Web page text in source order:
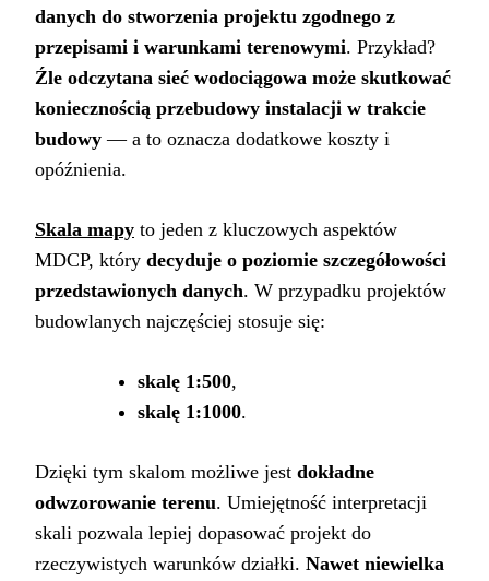
danych do stworzenia projektu zgodnego z
przepisami i warunkami terenowymi. Przykład?
Źle odczytana sieć wodociągowa może skutkować
koniecznością przebudowy instalacji w trakcie
budowy — a to oznacza dodatkowe koszty i
opóźnienia.
Skala mapy to jeden z kluczowych aspektów
MDCP, który decyduje o poziomie szczegółowości
przedstawionych danych. W przypadku projektów
budowlanych najczęściej stosuje się:
skalę 1:500,
skalę 1:1000.
Dzięki tym skalom możliwe jest dokładne
odwzorowanie terenu. Umiejętność interpretacji
skali pozwala lepiej dopasować projekt do
rzeczywistych warunków działki. Nawet niewielka